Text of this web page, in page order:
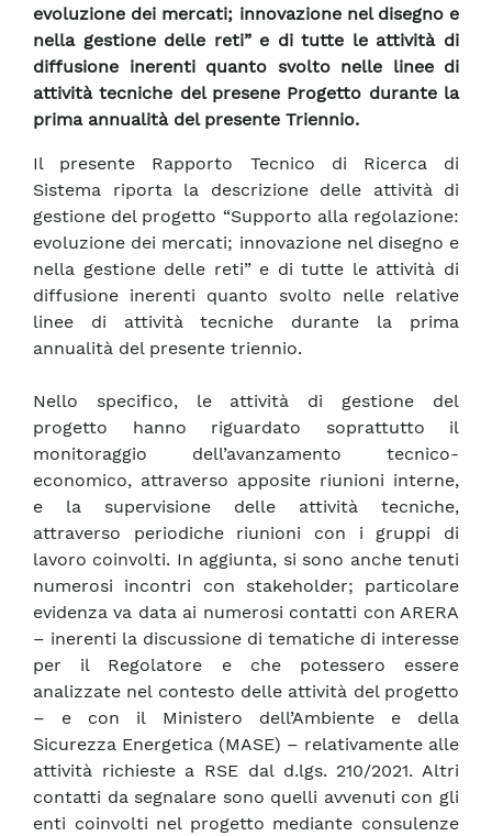
evoluzione dei mercati; innovazione nel disegno e
nella gestione delle reti” e di tutte le attività di
diffusione inerenti quanto svolto nelle linee di
attività tecniche del presene Progetto durante la
prima annualità del presente Triennio.
Il presente Rapporto Tecnico di Ricerca di
Sistema riporta la descrizione delle attività di
gestione del progetto “Supporto alla regolazione:
evoluzione dei mercati; innovazione nel disegno e
nella gestione delle reti” e di tutte le attività di
diffusione inerenti quanto svolto nelle relative
linee di attività tecniche durante la prima
annualità del presente triennio.
Nello specifico, le attività di gestione del
progetto hanno riguardato soprattutto il
monitoraggio dell’avanzamento tecnico-
economico, attraverso apposite riunioni interne,
e la supervisione delle attività tecniche,
attraverso periodiche riunioni con i gruppi di
lavoro coinvolti. In aggiunta, si sono anche tenuti
numerosi incontri con stakeholder; particolare
evidenza va data ai numerosi contatti con ARERA
– inerenti la discussione di tematiche di interesse
per il Regolatore e che potessero essere
analizzate nel contesto delle attività del progetto
– e con il Ministero dell’Ambiente e della
Sicurezza Energetica (MASE) – relativamente alle
attività richieste a RSE dal d.lgs. 210/2021. Altri
contatti da segnalare sono quelli avvenuti con gli
enti coinvolti nel progetto mediante consulenze